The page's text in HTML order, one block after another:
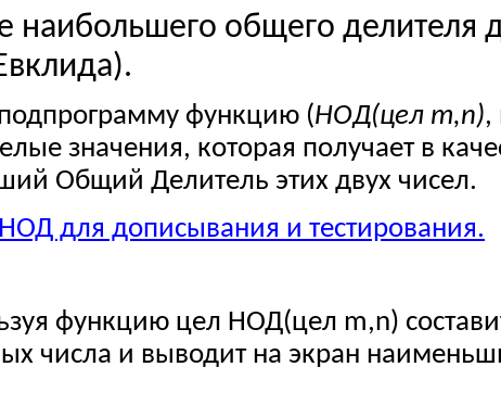
наибольшего общего делителя
подпрограмму функцию (НОД(цел m,n),
значения, которая получает в
Общий Делитель этих двух чисел.
для дописывания и тестирования.
функцию цел НОД(цел m,n)
числа и выводит на экран